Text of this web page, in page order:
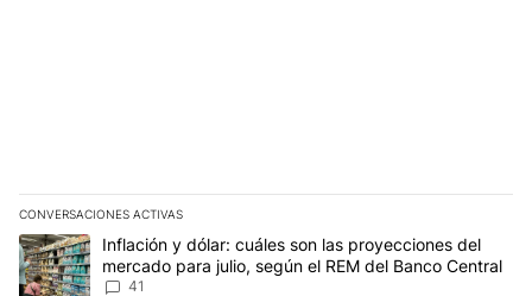
CONVERSACIONES ACTIVAS
Este listado muestra los artículos con más comentarios en los
Un artículo de tendencia con el título "Inflación y dólar: cuáles
Inflación y dólar: cuáles son las proyecciones del
mercado para julio, según el REM del Banco Central
41